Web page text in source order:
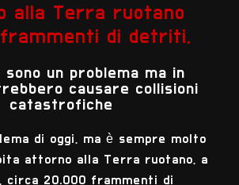
alla Terra ruotano
di detriti.
sono un problema ma in
causare collisioni
catastrofiche
di oggi, ma è sempre molto
attorno alla Terra ruotano, a
circa 20.000 frammenti di